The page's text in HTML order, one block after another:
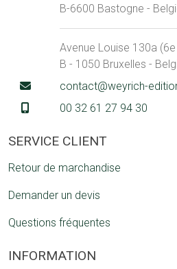
B-6600 Bastogne -
Avenue Louise 130a
B - 1050 Bruxelles -
contact@weyrich-
00 32 61 27 94 30
SERVICE CLIENT
Retour de marchandise
Demander un devis
Questions fréquentes
INFORMATION